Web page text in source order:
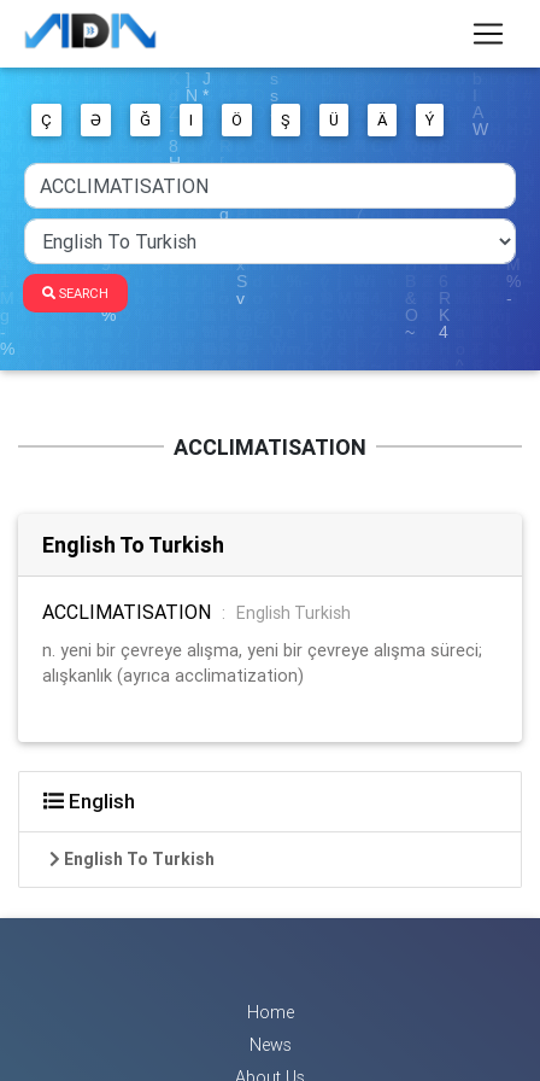
Ç Ə Ğ I Ö Ş Ü Ä Ý
SEARCH
ACCLIMATISATION
English To Turkish
ACCLIMATISATION :
English Turkish
n. yeni bir çevreye alışma, yeni bir çevreye alışma süreci;
alışkanlık (ayrıca acclimatization)
English
English To Turkish
Home
News